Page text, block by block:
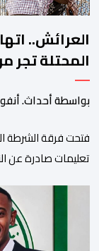
العرائش..
المحتلة تجر
القضاء
بواسطة أحداث. أنفو
فتحت فرقة الشرطة
تعليمات صادرة عن
وأعادت تداولها
السيدة المذكورة
فيها بأن جهات